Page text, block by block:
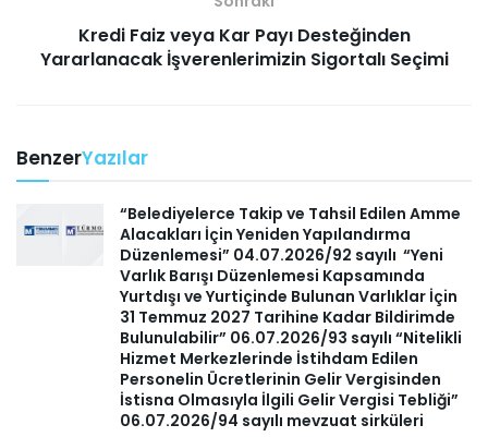
Kredi Faiz veya Kar Payı Desteğinden
Yararlanacak İşverenlerimizin Sigortalı Seçimi
BenzerYazılar
“Belediyelerce Takip ve Tahsil Edilen Amme
Alacakları İçin Yeniden Yapılandırma
Düzenlemesi” 04.07.2026/92 sayılı “Yeni
Varlık Barışı Düzenlemesi Kapsamında
Yurtdışı ve Yurtiçinde Bulunan Varlıklar İçin
31 Temmuz 2027 Tarihine Kadar Bildirimde
Bulunulabilir” 06.07.2026/93 sayılı “Nitelikli
Hizmet Merkezlerinde İstihdam Edilen
Personelin Ücretlerinin Gelir Vergisinden
İstisna Olmasıyla İlgili Gelir Vergisi Tebliği”
06.07.2026/94 sayılı mevzuat sirküleri